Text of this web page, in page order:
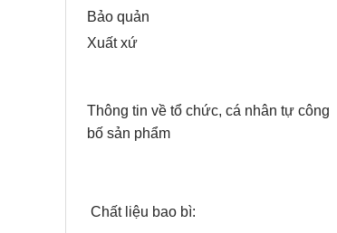
Bảo quản
Xuất xứ
Thông tin về tổ chức, cá nhân tự công
bố sản phẩm
Chất liệu bao bì: